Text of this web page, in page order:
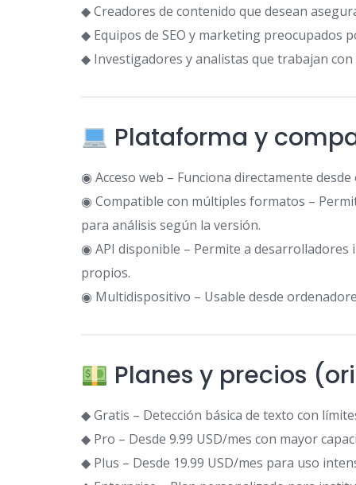
◆ Creadores de contenido que desean
◆ Equipos de SEO y marketing preocupados
◆ Investigadores y analistas que trabajan
Plataforma y
◉ Acceso web – Funciona directamente
◉ Compatible con múltiples formatos –
para análisis según la versión.
◉ API disponible – Permite a
propios.
◉ Multidispositivo – Usable desde
Planes y precios
◆ Gratis – Detección básica de texto con
◆ Pro – Desde 9.99 USD/mes con mayor
◆ Plus – Desde 19.99 USD/mes para uso